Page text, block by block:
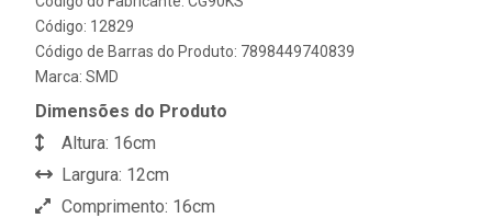
Código: 12829
Código de Barras do Produto: 7898449740839
Marca: SMD
Dimensões do Produto
Altura: 16cm
Largura: 12cm
Comprimento: 16cm